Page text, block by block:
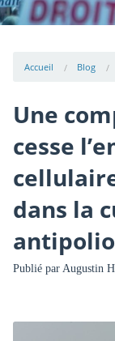
Accueil Blog
Une
cesse
dans la
antipolio
Publié par Augustin